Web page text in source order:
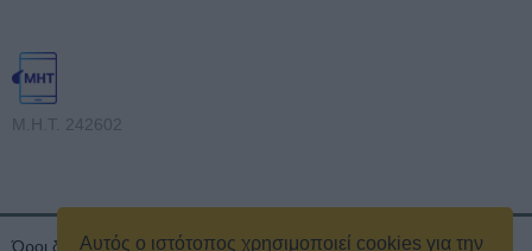
Αυτός ο ιστότοπος χρησιμοποιεί cookies για την
Μ.Η.Τ. 242602
Όροι διαγωνισμού Όροι Χρήσης Ταυτότητα